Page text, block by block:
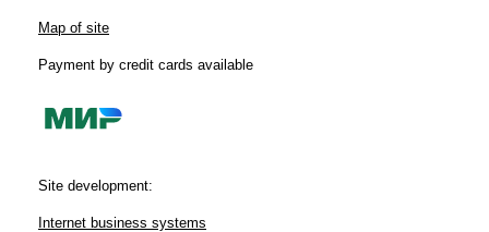
Map of site
Payment by credit cards available
Site development:
Internet business systems